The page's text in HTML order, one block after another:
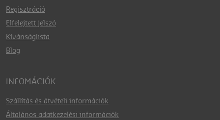
Regisztráció
Elfelejtett jelszó
Kívánságlista
Blog
INFOMÁCIÓK
Szállítás és átvételi információk
Általános adatkezelési információk